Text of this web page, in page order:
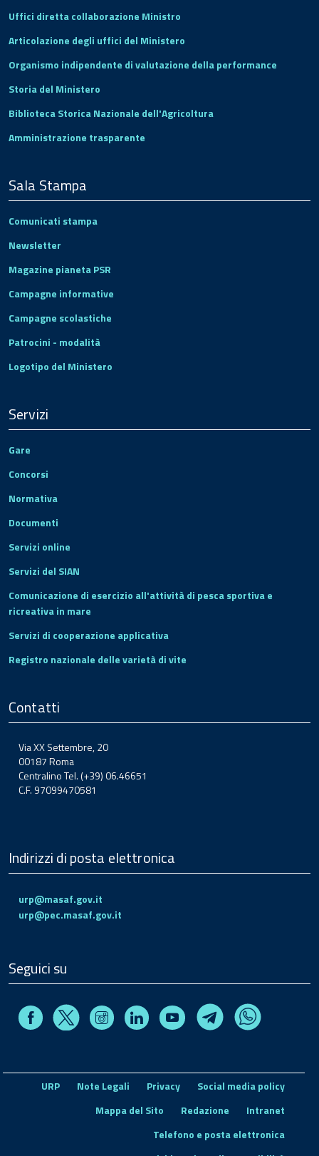
Uffici diretta collaborazione Ministro
Articolazione degli uffici del Ministero
Organismo indipendente di valutazione della performance
Storia del Ministero
Biblioteca Storica Nazionale dell'Agricoltura
Amministrazione trasparente
Sala Stampa
Comunicati stampa
Newsletter
Magazine pianeta PSR
Campagne informative
Campagne scolastiche
Patrocini - modalità
Logotipo del Ministero
Servizi
Gare
Concorsi
Normativa
Documenti
Servizi online
Servizi del SIAN
Comunicazione di esercizio all'attività di pesca sportiva e
ricreativa in mare
Servizi di cooperazione applicativa
Registro nazionale delle varietà di vite
Contatti
Via XX Settembre, 20
00187 Roma
Centralino Tel. (+39) 06.46651
C.F. 97099470581
Indirizzi di posta elettronica
urp@masaf.gov.it
urp@pec.masaf.gov.it
Seguici su
FacebookX InstagramLinkedin Youtube TelegramWhatsapp
URP Note Legali Privacy
Social media policy
Mappa del Sito
Redazione
Intranet
Telefono e posta elettronica